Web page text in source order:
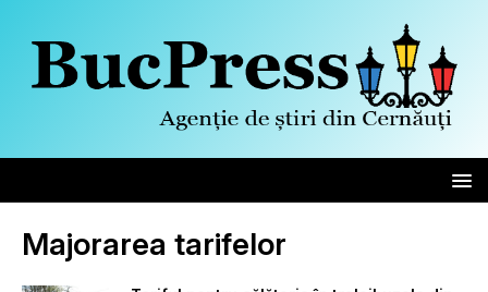
Majorarea tarifelor